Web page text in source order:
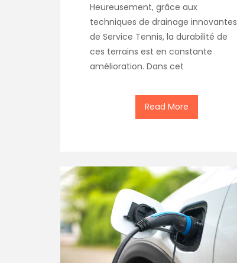
Heureusement, grâce aux
techniques de drainage innovantes
de Service Tennis, la durabilité de
ces terrains est en constante
amélioration. Dans cet
Read More